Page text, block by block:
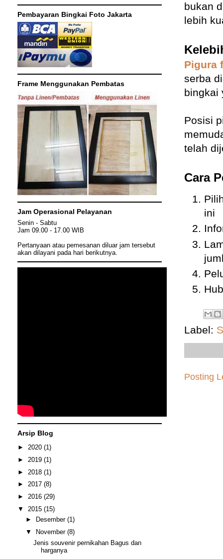
bukan
lebih
Pigura
serba
bingkai
Posisi
telah
Cara
ini
Label:
Posting
Pembayaran Bingkai Foto Jakarta
Frame Menggunakan Pembatas
Jam Operasional Pelayanan
Senin - Sabtu
Jam 09.00 - 17.00 WIB
Pertanyaan atau pemesanan diluar jam tersebut
akan dilayani pada hari berikutnya.
Arsip Blog
► 2020 (1)
► 2019 (1)
► 2018 (1)
► 2017 (8)
► 2016 (29)
▼ 2015 (15)
►
Desember (1)
▼
November (8)
Jenis souvenir pernikahan Bagus dan
harganya